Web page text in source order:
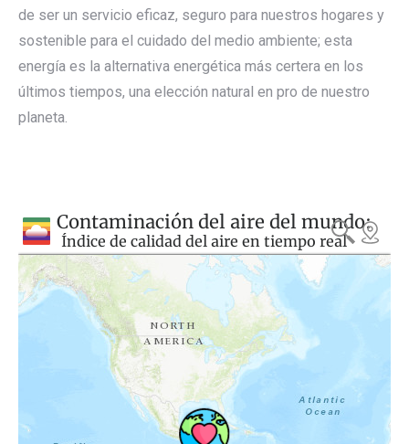
de ser un servicio eficaz, seguro para nuestros hogares y
sostenible para el cuidado del medio ambiente; esta
energía es la alternativa energética más certera en los
últimos tiempos, una elección natural en pro de nuestro
planeta.